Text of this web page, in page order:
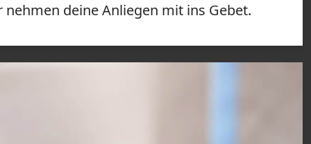
deine Anliegen mit ins Gebet.